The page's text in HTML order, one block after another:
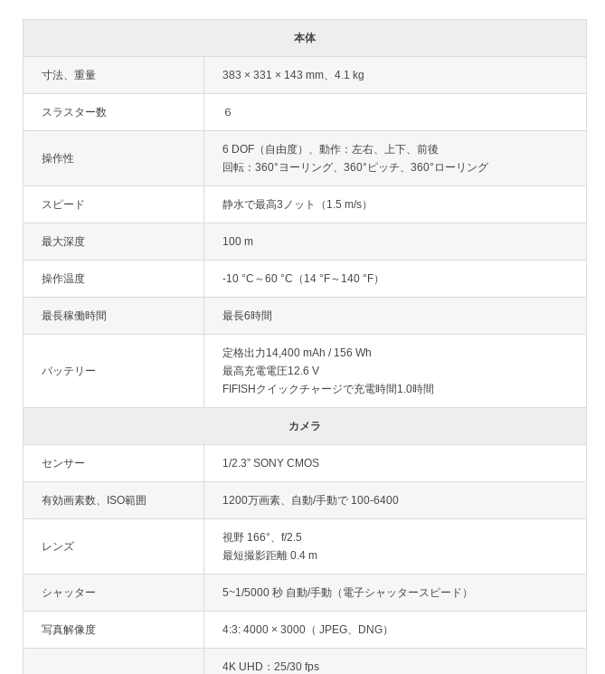
本体
寸法、重量 383 × 331 × 143 mm、4.1 kg
スラスター数 ６
操作性
6 DOF（自由度）、動作：左右、上下、前後
回転：360°ヨーリング、360°ピッチ、360°ローリング
スピード 静水で最高3ノット（1.5 m/s）
最大深度 100 m
操作温度 -10 °C～60 °C（14 °F～140 °F）
最長稼働時間 最長6時間
バッテリー
定格出力14,400 mAh / 156 Wh
最高充電電圧12.6 V
FIFISHクイックチャージで充電時間1.0時間
カメラ
センサー 1/2.3” SONY CMOS
有効画素数、ISO範囲 1200万画素、自動/手動で 100-6400
レンズ
視野 166°、f/2.5
最短撮影距離 0.4 m
シャッター 5~1/5000 秒 自動/手動（電子シャッタースピード）
写真解像度 4:3: 4000 × 3000（ JPEG、DNG）
4K UHD：25/30 fps